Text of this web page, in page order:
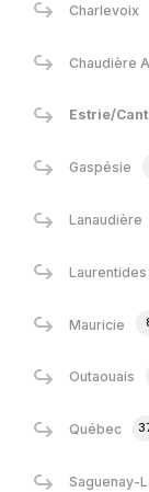
Charlevoix
Chaudière
Estrie/
Gaspésie
Lanaudière
Laurentides
Mauricie
Outaouais
Québec
Saguenay-